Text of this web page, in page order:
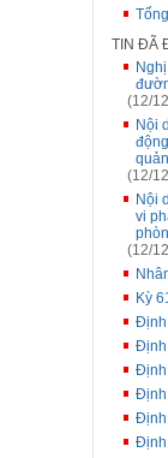
TIN ĐÃ
(12/
Nội
(12/
Nội
vi
(12/
Kỳ
Định
Định
Định
Định
Định
Định